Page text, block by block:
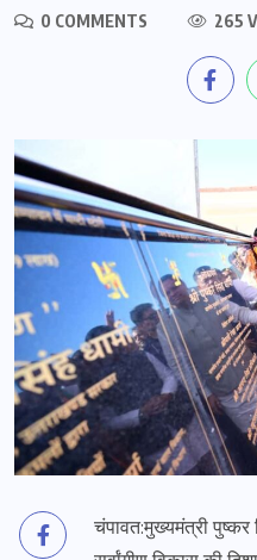
0 COMMENTS
265
चंपावत:मुख्यमंत्री